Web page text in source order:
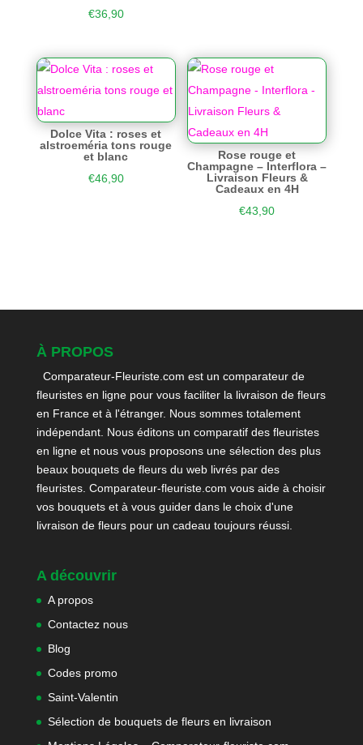
€36,90
Dolce Vita : roses et
alstroeméria tons rouge
et blanc
€46,90
Rose rouge et
Champagne – Interflora –
Livraison Fleurs &
Cadeaux en 4H
€43,90
À PROPOS
Comparateur-Fleuriste.com est un comparateur de
fleuristes en ligne pour vous faciliter la livraison de fleurs
en France et à l'étranger. Nous sommes totalement
indépendant. Nous éditons un comparatif des fleuristes
en ligne et nous vous proposons une sélection des plus
beaux bouquets de fleurs du web livrés par des
fleuristes. Comparateur-fleuriste.com vous aide à choisir
vos bouquets et à vous guider dans le choix d'une
livraison de fleurs pour un cadeau toujours réussi.
A découvrir
A propos
Contactez nous
Blog
Codes promo
Saint-Valentin
Sélection de bouquets de fleurs en livraison